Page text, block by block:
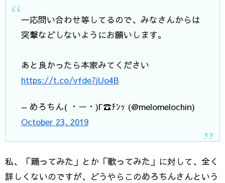
一応問い合わせ等してるので、みなさんからは
突撃などしないようにお願いします。
あと良かったら本家みてください
https://t.co/vfde7jUo4B
— めろちん( ・ー・)Г☎ﾁﾝｯ (@melomelochin)
October 23, 2019
私、 「踊ってみた」 とか 「歌ってみた」 に対して、全く
詳しくないのですが、どうやらこのめろちんさんという